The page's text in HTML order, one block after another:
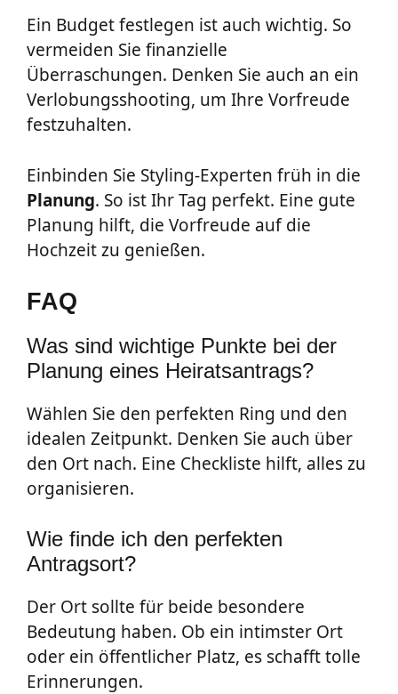
Ein Budget festlegen ist auch wichtig. So
vermeiden Sie finanzielle
Überraschungen. Denken Sie auch an ein
Verlobungsshooting, um Ihre Vorfreude
festzuhalten.
Einbinden Sie Styling-Experten früh in die
Planung. So ist Ihr Tag perfekt. Eine gute
Planung hilft, die Vorfreude auf die
Hochzeit zu genießen.
FAQ
Was sind wichtige Punkte bei der
Planung eines Heiratsantrags?
Wählen Sie den perfekten Ring und den
idealen Zeitpunkt. Denken Sie auch über
den Ort nach. Eine Checkliste hilft, alles zu
organisieren.
Wie finde ich den perfekten
Antragsort?
Der Ort sollte für beide besondere
Bedeutung haben. Ob ein intimster Ort
oder ein öffentlicher Platz, es schafft tolle
Erinnerungen.